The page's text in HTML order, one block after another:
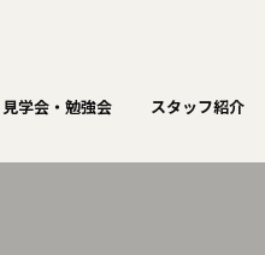
見学会・勉強会 スタッフ紹介